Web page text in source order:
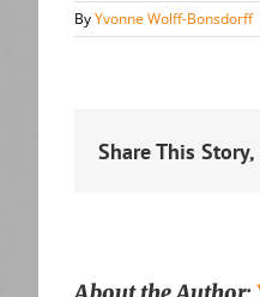
ByYvonne Wolff-Bonsdorff
Share This